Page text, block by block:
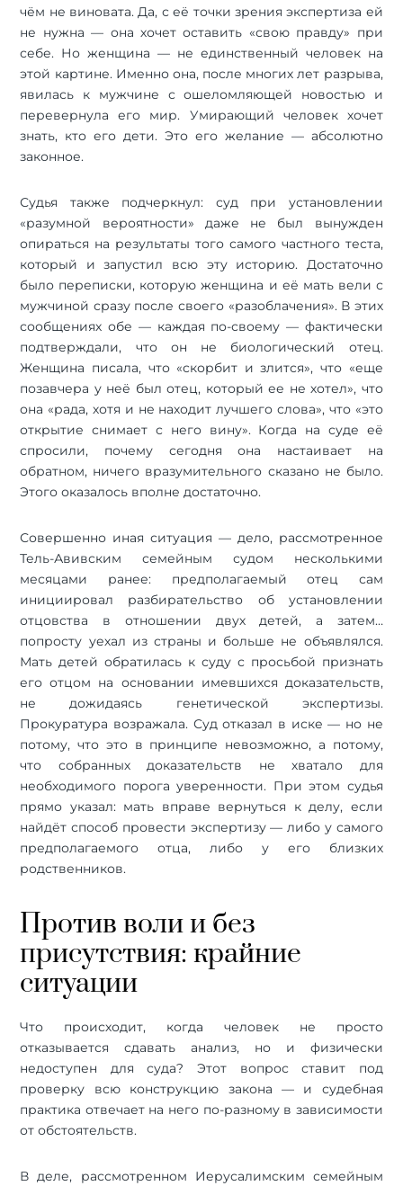
чём не виновата. Да, с её точки зрения экспертиза ей
не нужна — она хочет оставить «свою правду» при
себе. Но женщина — не единственный человек на
этой картине. Именно она, после многих лет разрыва,
явилась к мужчине с ошеломляющей новостью и
перевернула его мир. Умирающий человек хочет
знать, кто его дети. Это его желание — абсолютно
законное.
Судья также подчеркнул: суд при установлении
«разумной вероятности» даже не был вынужден
опираться на результаты того самого частного теста,
который и запустил всю эту историю. Достаточно
было переписки, которую женщина и её мать вели с
мужчиной сразу после своего «разоблачения». В этих
сообщениях обе — каждая по-своему — фактически
подтверждали, что он не биологический отец.
Женщина писала, что «скорбит и злится», что «еще
позавчера у неё был отец, который ее не хотел», что
она «рада, хотя и не находит лучшего слова», что «это
открытие снимает с него вину». Когда на суде её
спросили, почему сегодня она настаивает на
обратном, ничего вразумительного сказано не было.
Этого оказалось вполне достаточно.
Совершенно иная ситуация — дело, рассмотренное
Тель-Авивским семейным судом несколькими
месяцами ранее: предполагаемый отец сам
инициировал разбирательство об установлении
отцовства в отношении двух детей, а затем…
попросту уехал из страны и больше не объявлялся.
Мать детей обратилась к суду с просьбой признать
его отцом на основании имевшихся доказательств,
не дожидаясь генетической экспертизы.
Прокуратура возражала. Суд отказал в иске — но не
потому, что это в принципе невозможно, а потому,
что собранных доказательств не хватало для
необходимого порога уверенности. При этом судья
прямо указал: мать вправе вернуться к делу, если
найдёт способ провести экспертизу — либо у самого
предполагаемого отца, либо у его близких
родственников.
Против воли и без
присутствия: крайние
ситуации
Что происходит, когда человек не просто
отказывается сдавать анализ, но и физически
недоступен для суда? Этот вопрос ставит под
проверку всю конструкцию закона — и судебная
практика отвечает на него по-разному в зависимости
от обстоятельств.
В деле, рассмотренном Иерусалимским семейным